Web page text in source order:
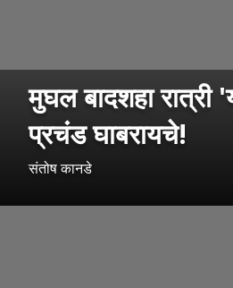
मुघल बादशहा रात्री
प्रचंड घाबरायचे!
संतोष कानडे